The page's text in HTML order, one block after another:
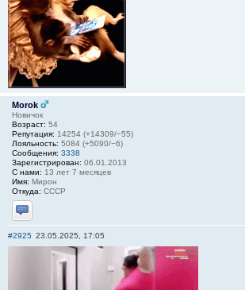
Morok
Новичок
Возраст: 54
Репутация: 14254 (+14309/−55)
Лояльность: 5084 (+5090/−6)
Сообщения: 3338
Зарегистрирован: 06.01.2013
С нами: 13 лет 7 месяцев
Имя: Мирон
Откуда: СССР
Отправить личное сообщение
#2925 23.05.2025, 17:05